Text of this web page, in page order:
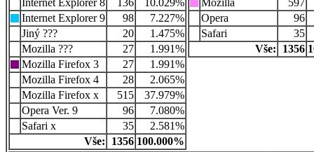
Internet Explorer 8
136
10.029%
Internet Explorer 9
98
7.227%
Jiný ???
20
1.475%
Mozilla ???
27
1.991%
Mozilla Firefox 3
27
1.991%
Mozilla Firefox 4
28
2.065%
Mozilla Firefox x
515
37.979%
Opera Ver. 9
96
7.080%
Safari x
35
2.581%
Vše:
1356 100.000%
Mozilla
597
Opera
96
Safari
35
Vše:
1356